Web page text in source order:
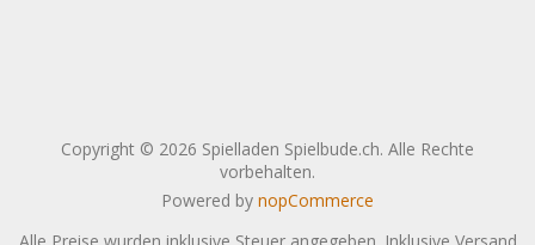
Copyright © 2026 Spielladen Spielbude.ch. Alle Rechte
vorbehalten.
Powered by nopCommerce